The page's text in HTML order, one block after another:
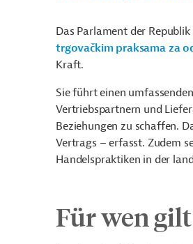
Das Parlament der
trgovačkim praksama za
Kraft.
Sie führt einen
Vertriebspartnern und
Beziehungen zu schaffen.
Vertrags – erfasst. Zudem
Handelspraktiken in der
Für wen gilt